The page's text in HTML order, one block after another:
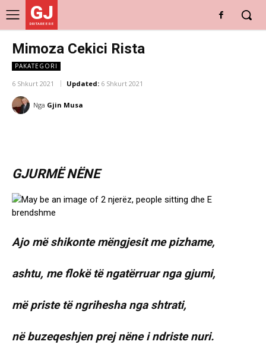
GJ
DRITARE E RE
Mimoza Cekici Rista
PAKATEGORI
6 Shkurt 2021 Updated: 6 Shkurt 2021
Nga Gjin Musa
GJURMË NËNE
Ajo më shikonte mëngjesit me pizhame,
ashtu, me flokë të ngatërruar nga gjumi,
më priste të ngrihesha nga shtrati,
në buzeqeshjen prej nëne i ndriste nuri.